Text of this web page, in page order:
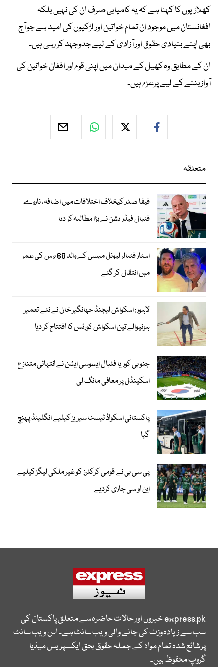
کھلاڑیوں کا کہنا ہے کہ یہ کامیابی صرف ان کی نہیں بلکہ
افغانستان میں موجود ان تمام خواتین اور لڑکیوں کی امید ہے جو آج
بھی اپنے بنیادی حقوق اور آزادی کے لیے جدوجہد کر رہی ہیں۔
ان کے مطابق وہ کھیل کے میدان میں اپنی قوم اور افغان خواتین کی
آواز بننے کے لیے پرعزم ہیں۔
متعلقہ
فیفا صدر کیخلاف اختلافات میں اضافہ، ناروے
فٹبال فیڈریشن نے بڑا مطالبہ کر دیا
اسٹار فٹبالر لیونل میسی کے والد 68 برس کی عمر
میں انتقال کر گئے
لاہور: اسکواش لیجنڈ جہانگیر خان نے نئے تعمیر
ہونیوالے تین اسکواش کورٹس کا افتتاح کر دیا
جنوبی کوریا فٹبال ایسوسی ایشن نے انتہائی متنازع
اسکینڈل پر معافی مانگ لی
پاکستانی اسکواڈ ٹیسٹ سیریز کیلیے انگلینڈ پہنچ
گیا
پی سی بی نے قومی کرکٹرز کو غیر ملکی لیگز کیلیے
این او سی جاری کردیے
express.pkخبروں اور حالات حاضرہ سے متعلق پاکستان کی
سب سے زیادہ وزٹ کی جانے والی ویب سائٹ ہے۔ اس ویب سائٹ
پر شائع شدہ تمام مواد کے جملہ حقوق بحق ایکسپریس میڈیا
گروپ محفوظ ہیں۔